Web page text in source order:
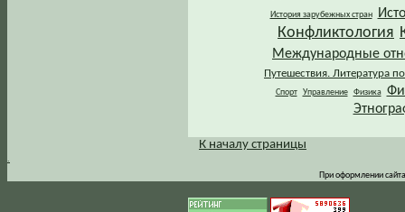
История зарубежных стран
Конфликтология
Международные
Путешествия. Литература
Спорт Управление Физика
.
К началу страницы
При оформлении